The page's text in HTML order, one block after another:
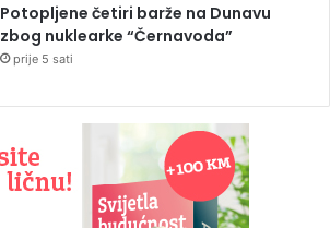
Potopljene četiri barže na Dunavu
zbog nuklearke “Černavoda”
prije 5 sati